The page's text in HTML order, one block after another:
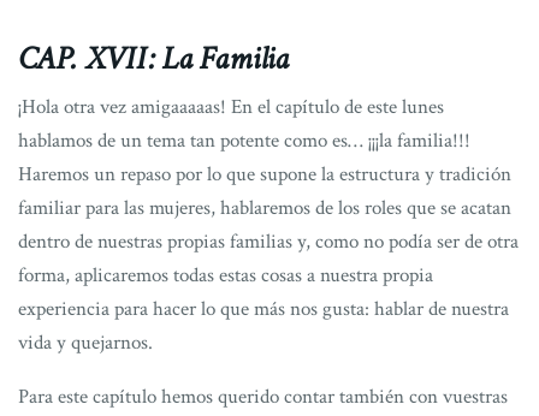
CAP. XVII: La Familia
¡Hola otra vez amigaaaaas! En el capítulo de este lunes
hablamos de un tema tan potente como es… ¡¡¡la familia!!!
Haremos un repaso por lo que supone la estructura y tradición
familiar para las mujeres, hablaremos de los roles que se acatan
dentro de nuestras propias familias y, como no podía ser de otra
forma, aplicaremos todas estas cosas a nuestra propia
experiencia para hacer lo que más nos gusta: hablar de nuestra
vida y quejarnos.
Para este capítulo hemos querido contar también con vuestras